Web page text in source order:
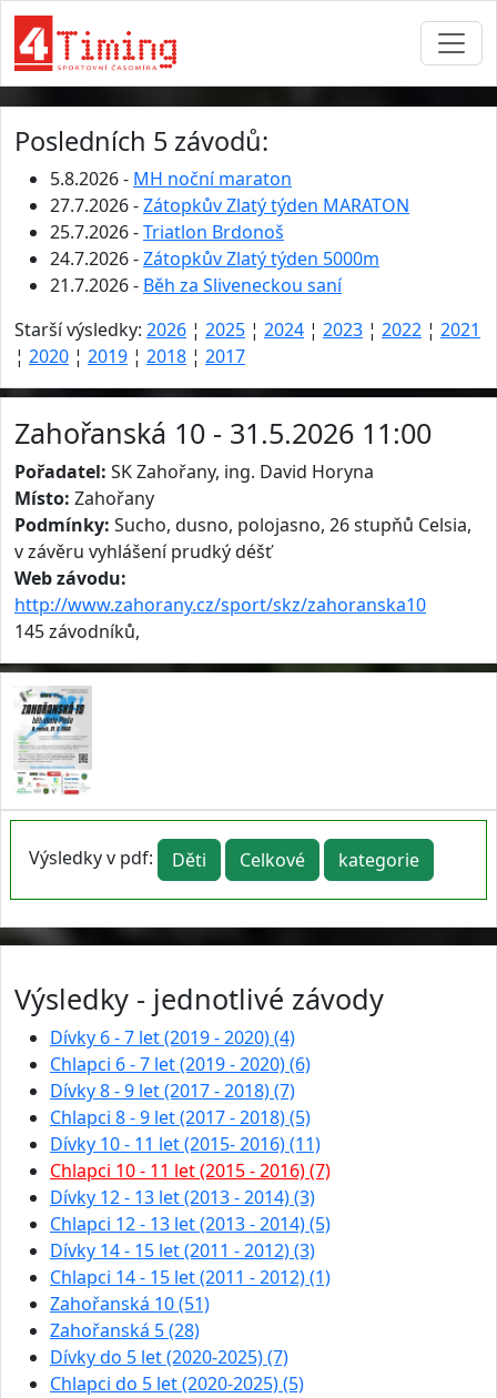
Posledních 5 závodů:
5.8.2026 - MH noční maraton
27.7.2026 -Zátopkův Zlatý týden MARATON
25.7.2026 -Triatlon Brdonoš
24.7.2026 -Zátopkův Zlatý týden 5000m
21.7.2026 - Běh za Sliveneckou saní
Starší výsledky: 2026 ¦ 2025 ¦ 2024 ¦ 2023 ¦ 2022 ¦ 2021
¦ 2020 ¦ 2019 ¦ 2018 ¦ 2017
Zahořanská 10 - 31.5.2026 11:00
Pořadatel: SK Zahořany, ing. David Horyna
Místo: Zahořany
Podmínky: Sucho, dusno, polojasno, 26 stupňů Celsia,
v závěru vyhlášení prudký déšť
Web závodu:
http://www.zahorany.cz/sport/skz/zahoranska10
145 závodníků,
Výsledky v pdf: Děti Celkové kategorie
Výsledky - jednotlivé závody
Dívky 6 - 7 let (2019 - 2020) (4)
Chlapci 6 - 7 let (2019 - 2020) (6)
Dívky 8 - 9 let (2017 - 2018) (7)
Chlapci 8 - 9 let (2017 - 2018) (5)
Dívky 10 - 11 let (2015- 2016) (11)
Chlapci 10 - 11 let (2015 - 2016) (7)
Dívky 12 - 13 let (2013 - 2014) (3)
Chlapci 12 - 13 let (2013 - 2014) (5)
Dívky 14 - 15 let (2011 - 2012) (3)
Chlapci 14 - 15 let (2011 - 2012) (1)
Zahořanská 10 (51)
Zahořanská 5 (28)
Dívky do 5 let (2020-2025) (7)
Chlapci do 5 let (2020-2025) (5)